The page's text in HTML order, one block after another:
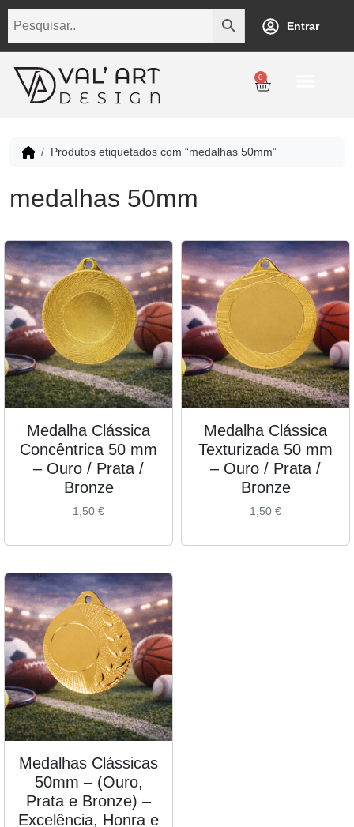
Entrar
0
Produtos etiquetados com “medalhas 50mm”
medalhas 50mm
Medalha Clássica
Concêntrica 50 mm
– Ouro / Prata /
Bronze
1,50 €
Medalha Clássica
Texturizada 50 mm
– Ouro / Prata /
Bronze
1,50 €
Medalhas Clássicas
50mm – (Ouro,
Prata e Bronze) –
Excelência, Honra e